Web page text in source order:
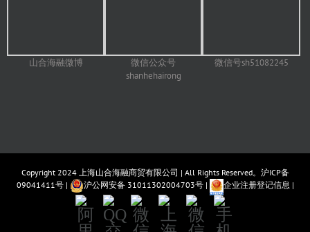
山合海融微博
微信公众号
shanhehairong
微信号sh51082245
Copyright 2024 上海山合海融商贸有限公司 | All Rights Reserved。 沪ICP备
09041411号| 沪公网安备 31011302004703号| 企业注册登记信息 |
阿
QQ 微
上
微
手